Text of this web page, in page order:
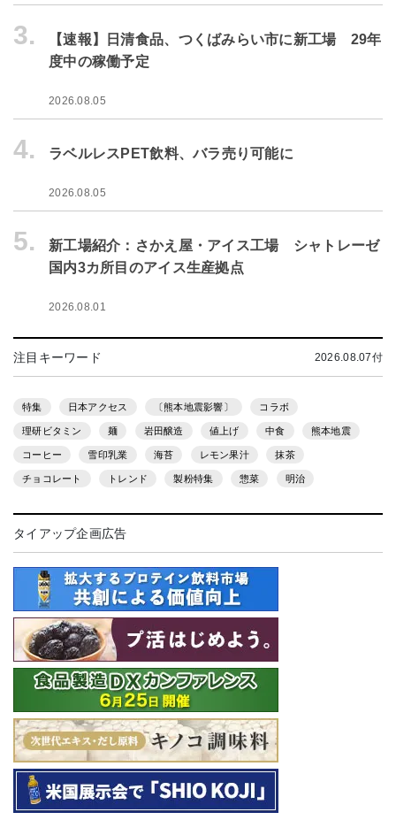
3.
【速報】日清食品、つくばみらい市に新工場 29年
度中の稼働予定
2026.08.05
4. ラベルレスPET飲料、バラ売り可能に
2026.08.05
5.
新工場紹介：さかえ屋・アイス工場 シャトレーゼ
国内3カ所目のアイス生産拠点
2026.08.01
注目キーワード 2026.08.07付
特集 日本アクセス 〔熊本地震影響〕 コラボ
理研ビタミン 麺 岩田醸造 値上げ 中食 熊本地震
コーヒー 雪印乳業 海苔 レモン果汁 抹茶
チョコレート トレンド 製粉特集 惣菜 明治
タイアップ企画広告